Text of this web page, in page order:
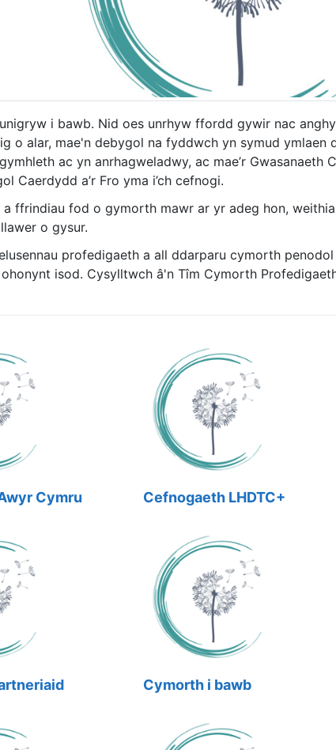
i bawb. Nid oes unrhyw ffordd gywir nac
o alar, mae'n debygol na fyddwch yn symud ymlaen
ac yn anrhagweladwy, ac mae’r
Caerdydd a’r Fro yma i’ch cefnogi.
a ffrindiau fod o gymorth mawr ar yr adeg hon,
o gysur.
profedigaeth a all ddarparu cymorth
isod. Cysylltwch â'n Tîm Cymorth
Cymru Cefnogaeth LHDTC+
Cymorth i bawb